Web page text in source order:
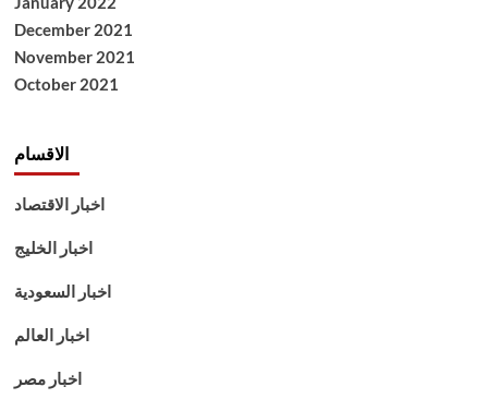
December 2021
November 2021
October 2021
الاقسام
اخبار الاقتصاد
اخبار الخليج
اخبار السعودية
اخبار العالم
اخبار مصر